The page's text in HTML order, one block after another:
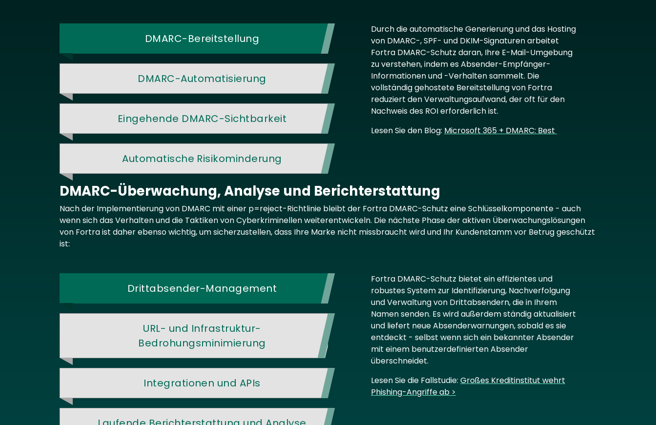
DMARC-Bereitstellung
Durch die automatische Generierung und das Hosting
von DMARC-, SPF- und DKIM-Signaturen arbeitet
Fortra DMARC-Schutz daran, Ihre E-Mail-Umgebung
zu verstehen, indem es Absender-Empfänger-
Informationen und -Verhalten sammelt. Die
vollständig gehostete Bereitstellung von Fortra
reduziert den Verwaltungsaufwand, der oft für den
Nachweis des ROI erforderlich ist.
Lesen Sie den Blog: Microsoft 365 + DMARC: Best
DMARC-Automatisierung
Eingehende DMARC-Sichtbarkeit
Automatische Risikominderung
DMARC-Überwachung, Analyse und Berichterstattung
Text
Nach der Implementierung von DMARC mit einer p=reject-Richtlinie bleibt der Fortra DMARC-Schutz eine Schlüsselkomponente - auch
wenn sich das Verhalten und die Taktiken von Cyberkriminellen weiterentwickeln. Die nächste Phase der aktiven Überwachungslösungen
von Fortra ist daher ebenso wichtig, um sicherzustellen, dass Ihre Marke nicht missbraucht wird und Ihr Kundenstamm vor Betrug geschützt
ist:
Drittabsender-Management
Fortra DMARC-Schutz bietet ein effizientes und
robustes System zur Identifizierung, Nachverfolgung
und Verwaltung von Drittabsendern, die in Ihrem
Namen senden. Es wird außerdem ständig aktualisiert
und liefert neue Absenderwarnungen, sobald es sie
entdeckt - selbst wenn sich ein bekannter Absender
mit einem benutzerdefinierten Absender
überschneidet.
Lesen Sie die Fallstudie: Großes Kreditinstitut wehrt
Phishing-Angriffe ab >
URL- und Infrastruktur-
Bedrohungsminimierung
Integrationen und APIs